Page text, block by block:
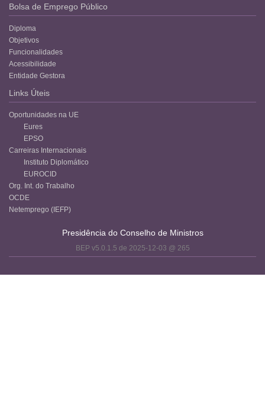
Bolsa de Emprego Público
Diploma
Objetivos
Funcionalidades
Acessibilidade
Entidade Gestora
Links Úteis
Oportunidades na UE
Eures
EPSO
Carreiras Internacionais
Instituto Diplomático
EUROCID
Org. Int. do Trabalho
OCDE
Netemprego (IEFP)
Presidência do Conselho de Ministros
BEP v5.0.1.5 de 2025-12-03 @ 265